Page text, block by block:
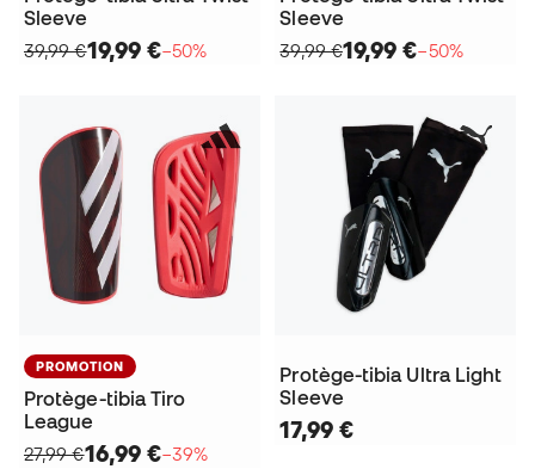
Sleeve
39,99 €19,99 €−50%
Sleeve
39,99 €19,99 €−50%
PROMOTION
Protège-tibia Tiro
League
27,99 €16,99 €−39%
Protège-tibia Ultra Light
Sleeve
17,99 €